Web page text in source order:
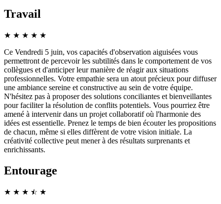
Travail
★ ★ ★ ★ ★
Ce Vendredi 5 juin, vos capacités d'observation aiguisées vous
permettront de percevoir les subtilités dans le comportement de vos
collègues et d'anticiper leur manière de réagir aux situations
professionnelles. Votre empathie sera un atout précieux pour diffuser
une ambiance sereine et constructive au sein de votre équipe.
N'hésitez pas à proposer des solutions conciliantes et bienveillantes
pour faciliter la résolution de conflits potentiels. Vous pourriez être
amené à intervenir dans un projet collaboratif où l'harmonie des
idées est essentielle. Prenez le temps de bien écouter les propositions
de chacun, même si elles diffèrent de votre vision initiale. La
créativité collective peut mener à des résultats surprenants et
enrichissants.
Entourage
★ ★ ★ ☆
★ ★